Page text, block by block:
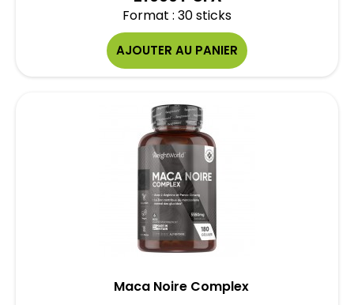
Format : 30 sticks
AJOUTER AU PANIER
Maca Noire Complex